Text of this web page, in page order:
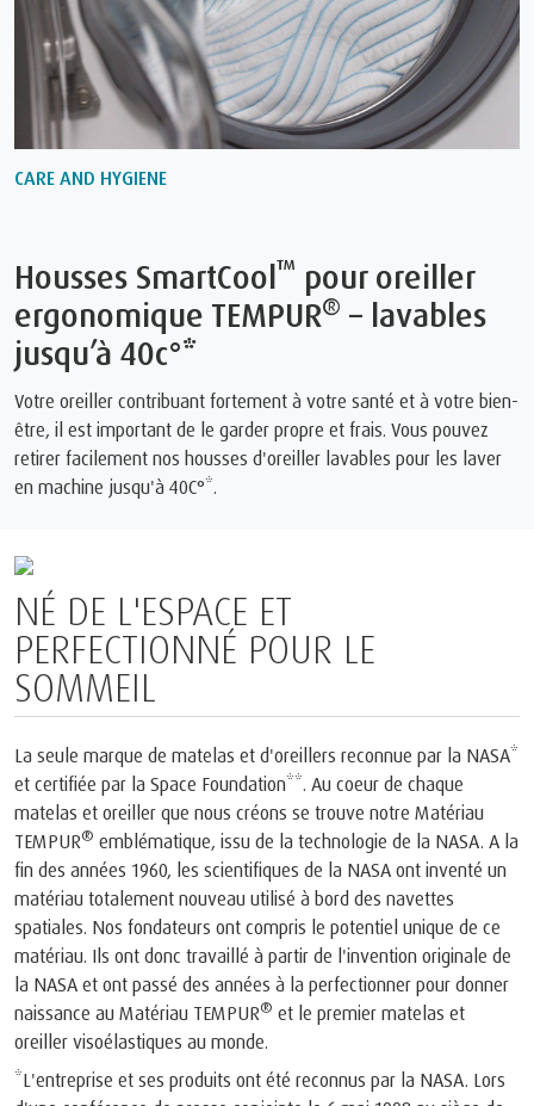
CARE AND HYGIENE
Housses SmartCool™ pour oreiller
ergonomique TEMPUR® – lavables
jusqu’à 40c°*
Votre oreiller contribuant fortement à votre santé et à votre bien-
être, il est important de le garder propre et frais. Vous pouvez
retirer facilement nos housses d'oreiller lavables pour les laver
en machine jusqu'à 40C°*.
NÉ DE L'ESPACE ET
PERFECTIONNÉ POUR LE
SOMMEIL
La seule marque de matelas et d'oreillers reconnue par la NASA*
et certifiée par la Space Foundation**. Au coeur de chaque
matelas et oreiller que nous créons se trouve notre Matériau
TEMPUR® emblématique, issu de la technologie de la NASA. A la
fin des années 1960, les scientifiques de la NASA ont inventé un
matériau totalement nouveau utilisé à bord des navettes
spatiales. Nos fondateurs ont compris le potentiel unique de ce
matériau. Ils ont donc travaillé à partir de l'invention originale de
la NASA et ont passé des années à la perfectionner pour donner
naissance au Matériau TEMPUR® et le premier matelas et
oreiller visoélastiques au monde.
*L'entreprise et ses produits ont été reconnus par la NASA. Lors